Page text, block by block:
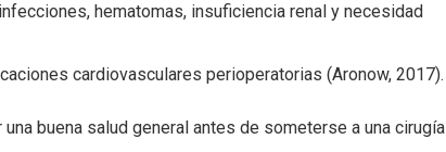
hematomas, insuficiencia renal y necesidad
cardiovasculares perioperatorias (Aronow, 2017).
buena salud general antes de someterse a una cirugía